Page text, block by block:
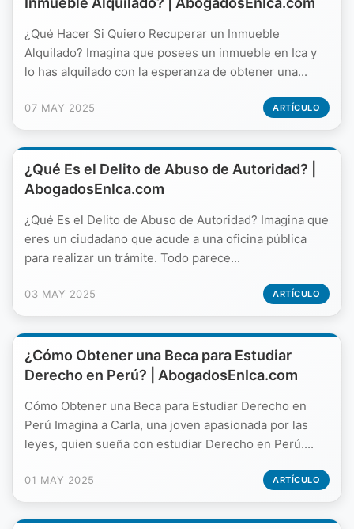
¿Qué Hacer Si Quiero Recuperar un Inmueble
Alquilado? Imagina que posees un inmueble en Ica y
lo has alquilado con la esperanza de obtener una...
07 MAY 2025 ARTÍCULO
¿Qué Es el Delito de Abuso de Autoridad? |
AbogadosEnIca.com
¿Qué Es el Delito de Abuso de Autoridad? Imagina que
eres un ciudadano que acude a una oficina pública
para realizar un trámite. Todo parece...
03 MAY 2025 ARTÍCULO
¿Cómo Obtener una Beca para Estudiar
Derecho en Perú? | AbogadosEnIca.com
Cómo Obtener una Beca para Estudiar Derecho en
Perú Imagina a Carla, una joven apasionada por las
leyes, quien sueña con estudiar Derecho en Perú....
01 MAY 2025 ARTÍCULO